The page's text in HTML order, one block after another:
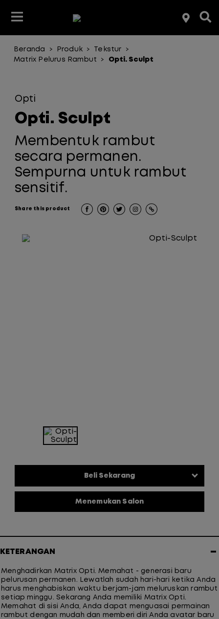
Berdasarkan Jenis Produk
Berdasarkan Jenis Produk
Belanja Menurut Merek
Temukan
Beranda > Produk > Tekstur >
Matrix Pelurus Rambut > Opti. Sculpt
Opti
Opti. Sculpt
Membentuk rambut
secara permanen.
Sempurna untuk rambut
sensitif.
Share this product
Menemukan Salon
KETERANGAN −
Menghadirkan Matrix Opti. Memahat - generasi baru
pelurusan permanen. Lewatlah sudah hari-hari ketika Anda
harus menghabiskan waktu berjam-jam meluruskan rambut
setiap minggu. Sekarang Anda memiliki Matrix Opti.
Memahat di sisi Anda, Anda dapat menguasai permainan
rambut dengan mudah dan memberi diri Anda avatar baru